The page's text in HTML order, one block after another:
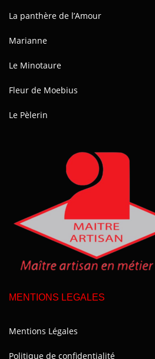
La panthère de l’Amour
Marianne
Le Minotaure
Fleur de Moebius
Le Pèlerin
MENTIONS LEGALES
Mentions Légales
Politique de confidentialité